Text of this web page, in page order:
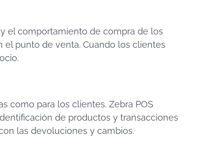
el comportamiento de compra de los
punto de venta. Cuando los clientes
como para los clientes. Zebra POS
de productos y transacciones
las devoluciones y cambios.